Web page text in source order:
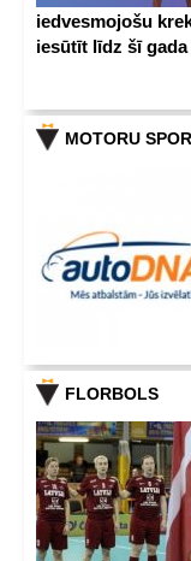
iedvesmojošu
iesūtīt līdz šī
MOTORU
FLORBOLS